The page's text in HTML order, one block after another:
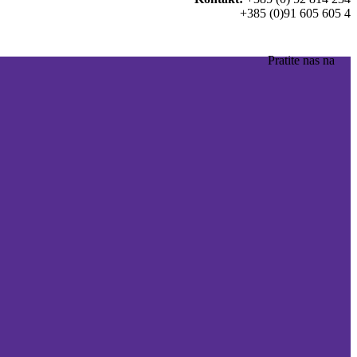
+385 (0)91 605 605 4
Pratite nas na